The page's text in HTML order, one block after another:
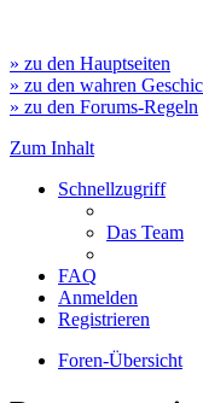
» zu den Hauptseiten
» zu den wahren
» zu den Forums-Regeln
Zum Inhalt
Schnellzugriff
Das Team
FAQ
Anmelden
Registrieren
Foren-Übersicht